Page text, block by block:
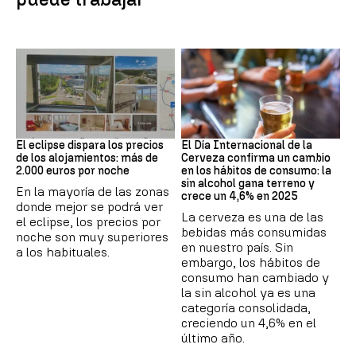
Eclipse solar
El eclipse dispara los precios
de los alojamientos: más de
2.000 euros por noche
En la mayoría de las zonas
donde mejor se podrá ver
el eclipse, los precios por
noche son muy superiores
a los habituales.
Día Internacional Cerveza
El Día Internacional de la
Cerveza confirma un cambio
en los hábitos de consumo: la
sin alcohol gana terreno y
crece un 4,6% en 2025
La cerveza es una de las
bebidas más consumidas
en nuestro país. Sin
embargo, los hábitos de
consumo han cambiado y
la sin alcohol ya es una
categoría consolidada,
creciendo un 4,6% en el
último año.